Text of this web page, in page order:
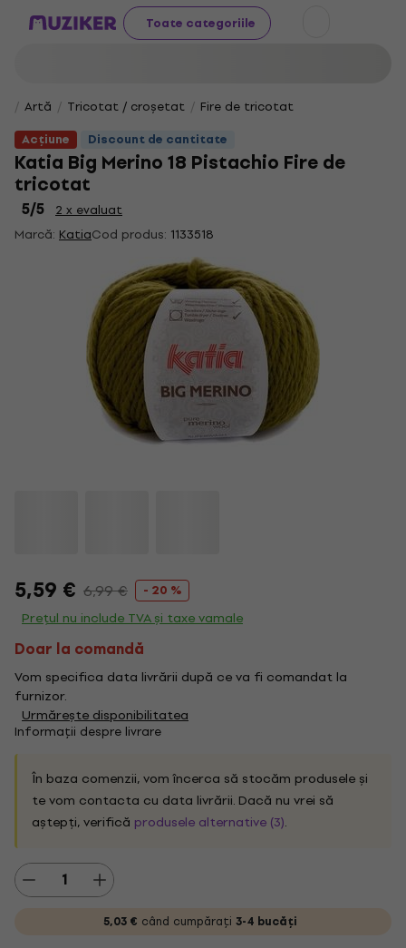
Toate categoriile
Artă Tricotat / croșetat
Fire de tricotat
Acțiune
Discount de cantitate
Katia Big Merino 18 Pistachio Fire de
tricotat
5/5
2 x evaluat
Marcă: KatiaCod produs: 1133518
5,59 € 6,99 € - 20 %
Prețul nu include TVA și taxe vamale
Doar la comandă
Vom specifica data livrării după ce va fi comandat la
furnizor.
Urmărește disponibilitatea
Informații despre livrare
În baza comenzii, vom încerca să stocăm produsele și
te vom contacta cu data livrării. Dacă nu vrei să
aștepți, verifică produsele alternative (3).
5,03 € când cumpărați 3-4 bucăți